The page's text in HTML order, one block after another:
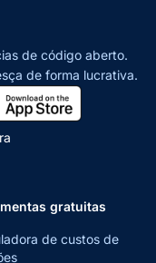
de código aberto.
de forma lucrativa.
gratuitas
de custos de